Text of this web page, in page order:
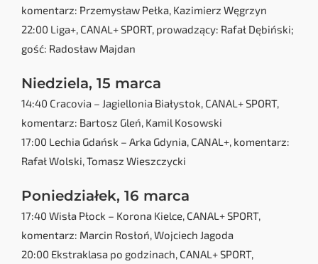
komentarz: Przemysław Pełka, Kazimierz Węgrzyn
22:00 Liga+, CANAL+ SPORT, prowadzący: Rafał Dębiński;
gość: Radosław Majdan
Niedziela, 15 marca
14:40 Cracovia – Jagiellonia Białystok, CANAL+ SPORT,
komentarz: Bartosz Gleń, Kamil Kosowski
17:00 Lechia Gdańsk – Arka Gdynia, CANAL+, komentarz:
Rafał Wolski, Tomasz Wieszczycki
Poniedziałek, 16 marca
17:40 Wisła Płock – Korona Kielce, CANAL+ SPORT,
komentarz: Marcin Rosłoń, Wojciech Jagoda
20:00 Ekstraklasa po godzinach, CANAL+ SPORT,